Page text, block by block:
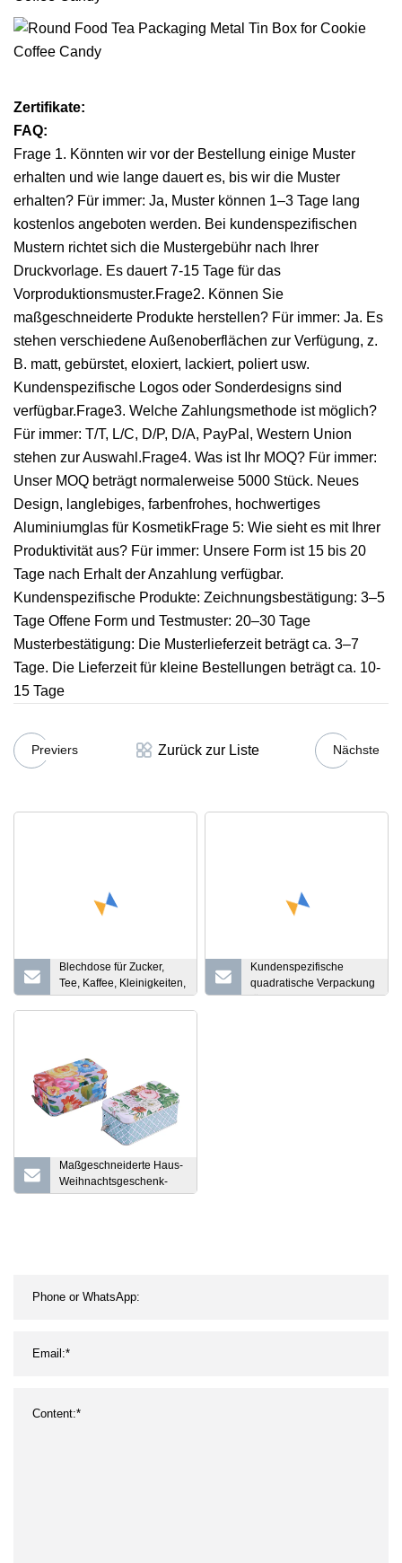
Zertifikate:
FAQ:
Frage 1. Könnten wir vor der Bestellung einige Muster
erhalten und wie lange dauert es, bis wir die Muster
erhalten? Für immer: Ja, Muster können 1–3 Tage lang
kostenlos angeboten werden. Bei kundenspezifischen
Mustern richtet sich die Mustergebühr nach Ihrer
Druckvorlage. Es dauert 7-15 Tage für das
Vorproduktionsmuster.Frage2. Können Sie
maßgeschneiderte Produkte herstellen? Für immer: Ja. Es
stehen verschiedene Außenoberflächen zur Verfügung, z.
B. matt, gebürstet, eloxiert, lackiert, poliert usw.
Kundenspezifische Logos oder Sonderdesigns sind
verfügbar.Frage3. Welche Zahlungsmethode ist möglich?
Für immer: T/T, L/C, D/P, D/A, PayPal, Western Union
stehen zur Auswahl.Frage4. Was ist Ihr MOQ? Für immer:
Unser MOQ beträgt normalerweise 5000 Stück. Neues
Design, langlebiges, farbenfrohes, hochwertiges
Aluminiumglas für KosmetikFrage 5: Wie sieht es mit Ihrer
Produktivität aus? Für immer: Unsere Form ist 15 bis 20
Tage nach Erhalt der Anzahlung verfügbar.
Kundenspezifische Produkte: Zeichnungsbestätigung: 3–5
Tage Offene Form und Testmuster: 20–30 Tage
Musterbestätigung: Die Musterlieferzeit beträgt ca. 3–7
Tage. Die Lieferzeit für kleine Bestellungen beträgt ca. 10-
15 Tage
Previers Zurück zur Liste Nächste
Blechdose für Zucker,
Tee, Kaffee, Kleinigkeiten,
Snacks,
Aufbewahrungsbox,
Größe 7,5 x 7,5 x 6,5 cm
Kundenspezifische
quadratische Verpackung
für losen Tee, Blechdose,
Maßgeschneiderte Haus-
Weihnachtsgeschenk-
Hausform-Musik-